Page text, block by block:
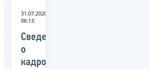
31.07.2020
06:13
Сведения
о
кадровом